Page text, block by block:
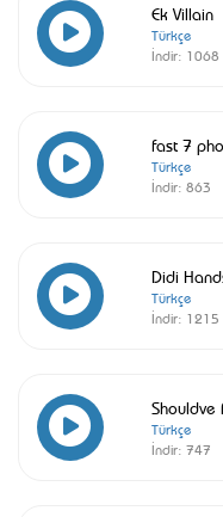
Ek Villain
Türkçe
İndir: 1068
fast 7
Türkçe
İndir: 863
Didi
Türkçe
İndir: 1215
Shouldve
Türkçe
İndir: 747